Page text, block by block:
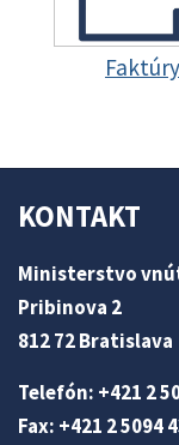
Faktúry
KONTAKT
Ministerstvo
Pribinova 2
812 72 Bratislava
Telefón: +421 2
Fax: +421 2 5094